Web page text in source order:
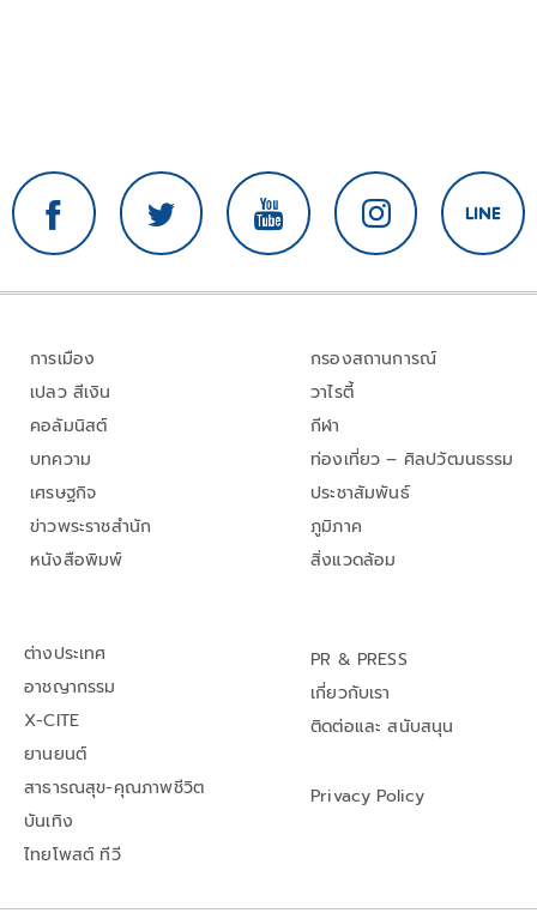
การเมือง
เปลว สีเงิน
คอลัมนิสต์
บทความ
เศรษฐกิจ
ข่าวพระราชสำนัก
หนังสือพิมพ์
กรองสถานการณ์
วาไรตี้
กีฬา
ท่องเที่ยว – ศิลปวัฒนธรรม
ประชาสัมพันธ์
ภูมิภาค
สิ่งแวดล้อม
ต่างประเทศ
อาชญากรรม
X-CITE
ยานยนต์
สาธารณสุข-คุณภาพชีวิต
บันเทิง
ไทยโพสต์ ทีวี
PR & PRESS
เกี่ยวกับเรา
ติดต่อและ สนับสนุน
Privacy Policy